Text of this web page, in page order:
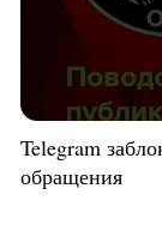
Telegram
обращения